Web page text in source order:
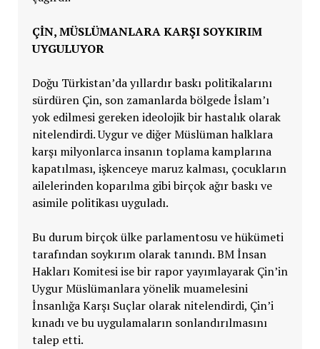
ÇİN, MÜSLÜMANLARA KARŞI SOYKIRIM
UYGULUYOR
Doğu Türkistan’da yıllardır baskı politikalarını
sürdüren Çin, son zamanlarda bölgede İslam’ı
yok edilmesi gereken ideolojik bir hastalık olarak
nitelendirdi. Uygur ve diğer Müslüman halklara
karşı milyonlarca insanın toplama kamplarına
kapatılması, işkenceye maruz kalması, çocukların
ailelerinden koparılma gibi birçok ağır baskı ve
asimile politikası uyguladı.
Bu durum birçok ülke parlamentosu ve hükümeti
tarafından soykırım olarak tanındı. BM İnsan
Hakları Komitesi ise bir rapor yayımlayarak Çin’in
Uygur Müslümanlara yönelik muamelesini
İnsanlığa Karşı Suçlar olarak nitelendirdi, Çin’i
kınadı ve bu uygulamaların sonlandırılmasını
talep etti.